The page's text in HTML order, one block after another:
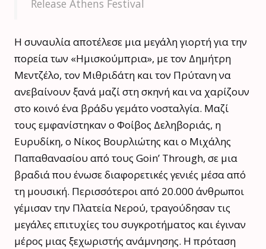
Release Athens Festival
Η συναυλία αποτέλεσε μια μεγάλη γιορτή για την
πορεία των «Ημισκούμπρια», με τον Δημήτρη
Μεντζέλο, τον Μιθριδάτη και τον Πρύτανη να
ανεβαίνουν ξανά μαζί στη σκηνή και να χαρίζουν
στο κοινό ένα βράδυ γεμάτο νοσταλγία. Μαζί
τους εμφανίστηκαν ο Φοίβος Δεληβοριάς, η
Ευρυδίκη, ο Νίκος Βουρλιώτης και ο Μιχάλης
Παπαθανασίου από τους Goin’ Through, σε μια
βραδιά που ένωσε διαφορετικές γενιές μέσα από
τη μουσική. Περισσότεροι από 20.000 άνθρωποι
γέμισαν την Πλατεία Νερού, τραγούδησαν τις
μεγάλες επιτυχίες του συγκροτήματος και έγιναν
μέρος μιας ξεχωριστής ανάμνησης. Η πρόταση